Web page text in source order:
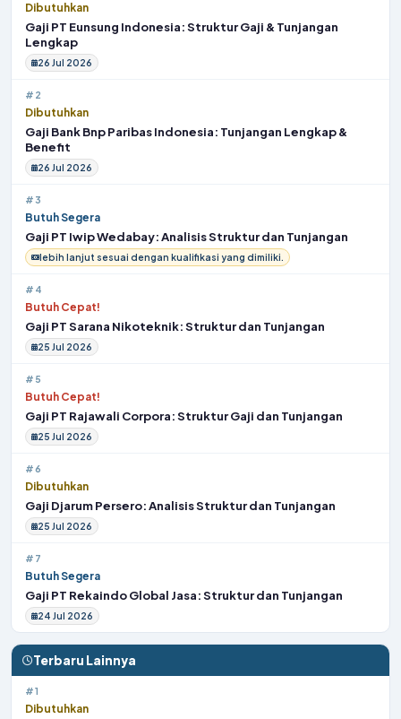
Dibutuhkan
Gaji PT Eunsung Indonesia: Struktur Gaji & Tunjangan
Lengkap
26 Jul 2026
#2
Dibutuhkan
Gaji Bank Bnp Paribas Indonesia: Tunjangan Lengkap &
Benefit
26 Jul 2026
#3
Butuh Segera
Gaji PT Iwip Wedabay: Analisis Struktur dan Tunjangan
lebih lanjut sesuai dengan kualifikasi yang dimiliki.
#4
Butuh Cepat!
Gaji PT Sarana Nikoteknik: Struktur dan Tunjangan
25 Jul 2026
#5
Butuh Cepat!
Gaji PT Rajawali Corpora: Struktur Gaji dan Tunjangan
25 Jul 2026
#6
Dibutuhkan
Gaji Djarum Persero: Analisis Struktur dan Tunjangan
25 Jul 2026
#7
Butuh Segera
Gaji PT Rekaindo Global Jasa: Struktur dan Tunjangan
24 Jul 2026
Terbaru Lainnya
#1
Dibutuhkan